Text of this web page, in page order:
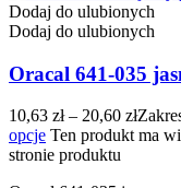
Dodaj do ulubionych
Dodaj do ulubionych
Oracal 641-035
10,63 zł – 20,60 zł
opcje Ten produkt ma
stronie produktu